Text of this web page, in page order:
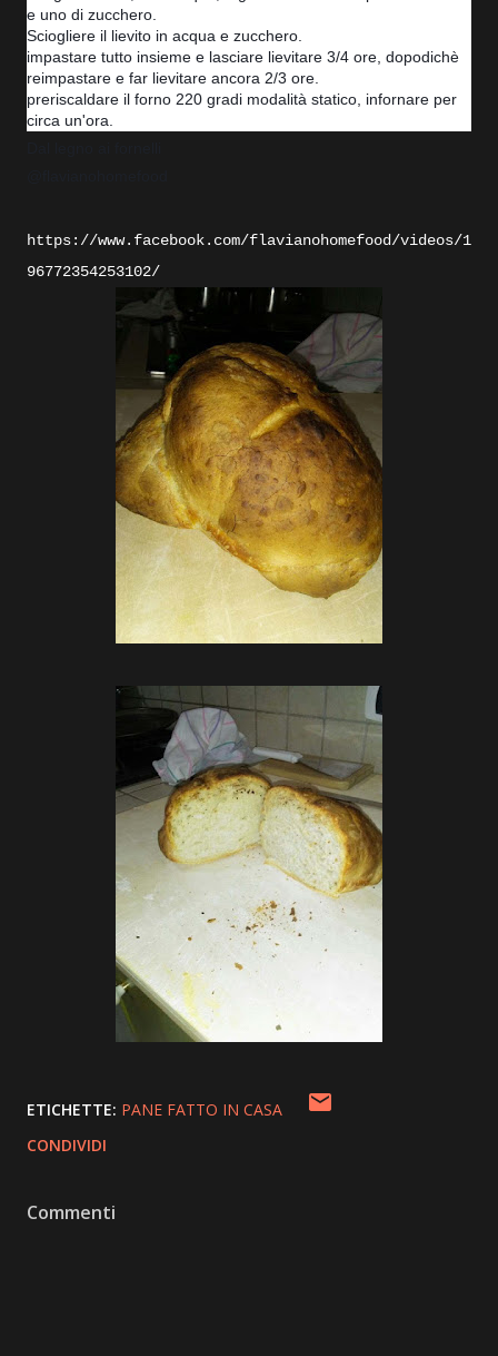
e uno di zucchero.
Sciogliere il lievito in acqua e zucchero.
impastare tutto insieme e lasciare lievitare 3/4 ore, dopodichè
reimpastare e far lievitare ancora 2/3 ore.
preriscaldare il forno 220 gradi modalità statico, infornare per
circa un'ora.
https://www.facebook.com/flavianohomefood/videos/1
96772354253102/
ETICHETTE: PANE FATTO IN CASA
CONDIVIDI
Commenti